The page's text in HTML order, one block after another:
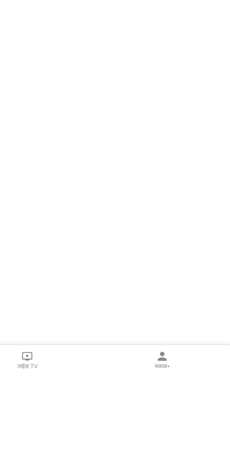
लाईव्ह TV सकाळ+